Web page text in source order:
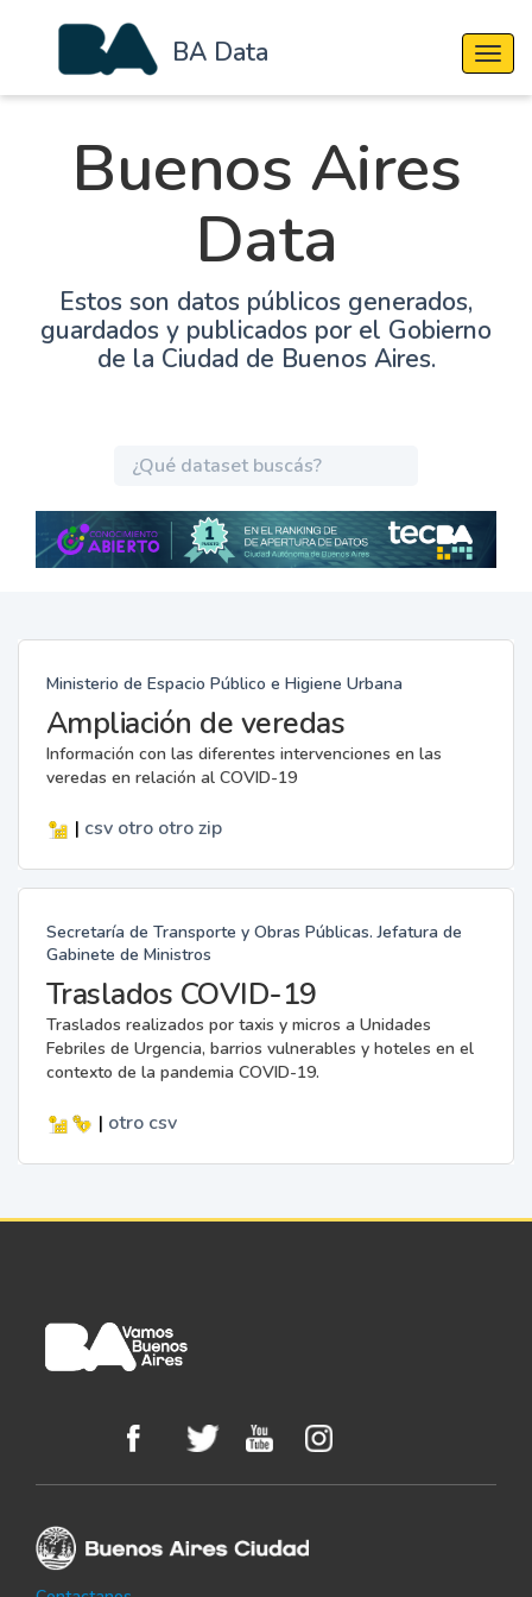
BA Data
Buenos Aires
Data
Estos son datos públicos generados,
guardados y publicados por el Gobierno
de la Ciudad de Buenos Aires.
Ministerio de Espacio Público e Higiene Urbana
Ampliación de veredas
Información con las diferentes intervenciones en las
veredas en relación al COVID-19
| csv otro otro zip
Secretaría de Transporte y Obras Públicas. Jefatura de
Gabinete de Ministros
Traslados COVID-19
Traslados realizados por taxis y micros a Unidades
Febriles de Urgencia, barrios vulnerables y hoteles en el
contexto de la pandemia COVID-19.
| otro csv